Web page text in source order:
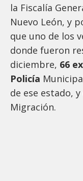
la Fiscalía
Nuevo León, y
que uno de los
donde fueron
diciembre, 66
Policía
de ese estado,
Migración.